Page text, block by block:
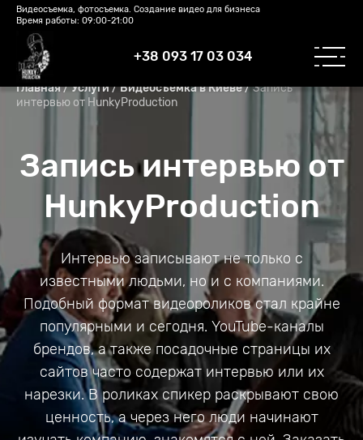
Видеосъемка, фотосъемка. Создание видео для бизнеса
Время работы: 09:00-21:00
+38 093 17 03 034
Главная/Услуги/Видеосъемка в Киеве/Запись
интервью от HunkyProduction
Запись интервью от
HunkyProduction
Интервью записывают не только с
известными людьми, но и с компаниями.
Подобный формат видеороликов стал крайне
популярными и сегодня. YouTube-каналы
брендов, а также посадочные страницы их
сайтов часто содержат интервью или их
нарезки. В роликах спикер раскрывают свою
ценность, а через него люди начинают